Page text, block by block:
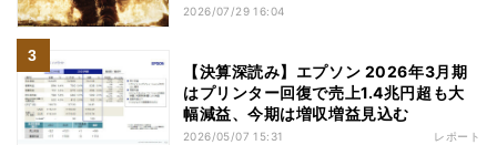
2026/07/29 16:04
【決算深読み】エプソン 2026年3月期
はプリンター回復で売上1.4兆円超も大
幅減益、今期は増収増益見込む
2026/05/07 15:31 レポート